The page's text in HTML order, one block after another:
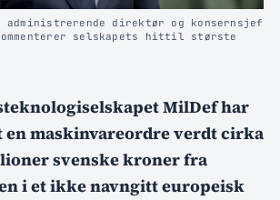
administrerende direktør og konsernsjef
selskapets hittil største
MilDef har
en maskinvareordre verdt cirka
svenske kroner fra
i et ikke navngitt europeisk